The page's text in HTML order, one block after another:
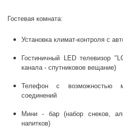
Гостевая комната:
Установка климат-контроля с
Гостиничный LED телевизор
канала - спутниковое вещание)
Телефон с возможностью
соединений
Мини - бар (набор снеков,
напитков)